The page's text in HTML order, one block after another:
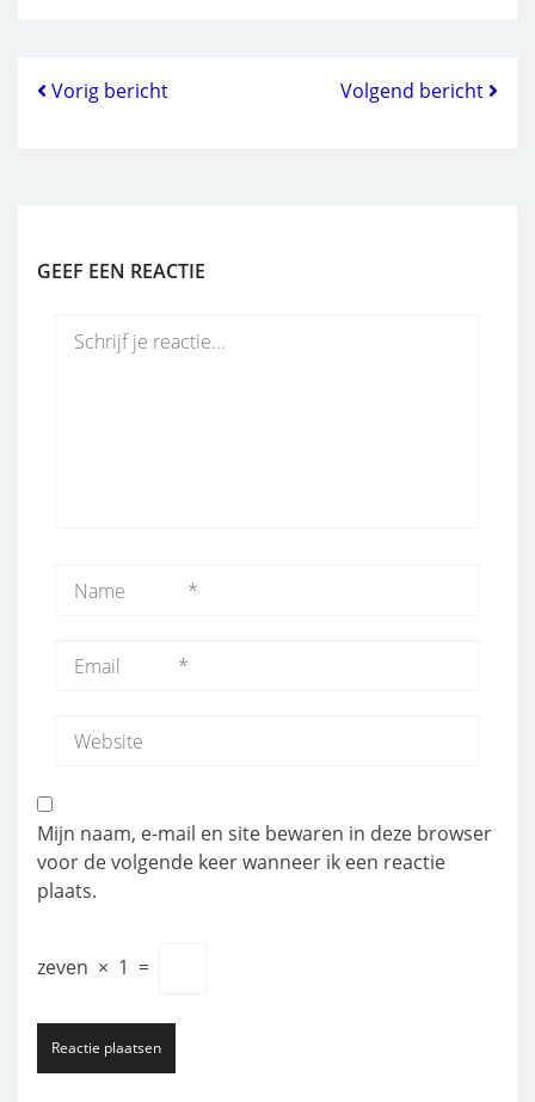
Vorig bericht Volgend bericht
GEEF EEN REACTIE
Mijn naam, e-mail en site bewaren in deze browser
voor de volgende keer wanneer ik een reactie
plaats.
zeven × 1 =